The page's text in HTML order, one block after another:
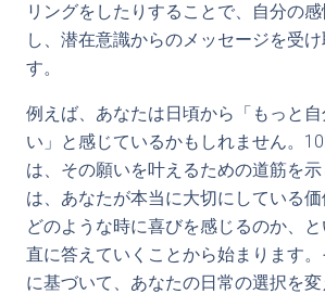
リングをしたりすることで、自分の
し、潜在意識からのメッセージを受
す。
例えば、あなたは日頃から「もっと
い」と感じているかもしれません。
は、その願いを叶えるための道筋を
は、あなたが本当に大切にしている価
どのような時に喜びを感じるのか、
直に答えていくことから始まります。
に基づいて、あなたの日常の選択を変